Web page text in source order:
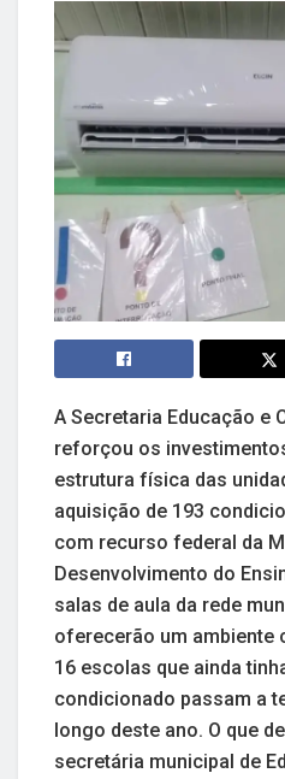
A Secretaria Educação e
reforçou os
estrutura física das
aquisição de 193
com recurso federal da
Desenvolvimento do
salas de aula da rede
oferecerão um ambiente
16 escolas que ainda
condicionado passam a
longo deste ano. O que
secretária municipal de